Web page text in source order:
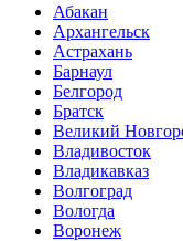
Абакан
Архангельск
Астрахань
Барнаул
Белгород
Братск
Великий
Владивосток
Владикавказ
Волгоград
Вологда
Воронеж